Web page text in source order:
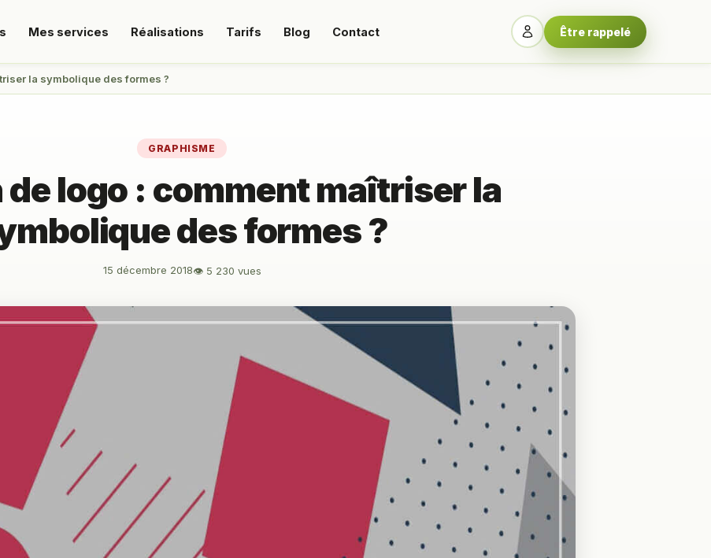
Mes services Réalisations Tarifs Blog Contact Être rappelé
la symbolique des formes ?
GRAPHISME
logo : comment maîtriser la
des formes ?
15 décembre 2018👁 5 230 vues